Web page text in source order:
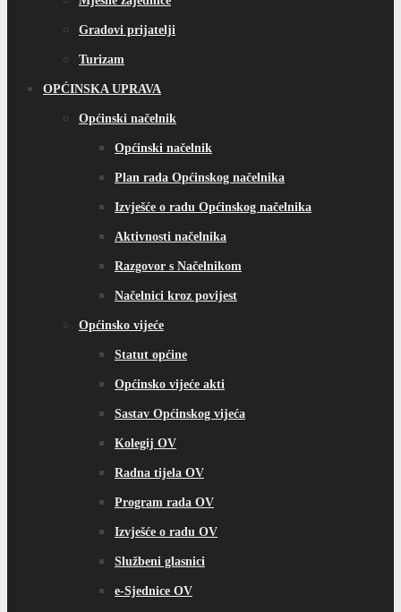
Gradovi prijatelji
Turizam
OPĆINSKA UPRAVA
Općinski načelnik
Općinski načelnik
Plan rada Općinskog načelnika
Izvješće o radu Općinskog načelnika
Aktivnosti načelnika
Razgovor s Načelnikom
Načelnici kroz povijest
Općinsko vijeće
Statut općine
Općinsko vijeće akti
Sastav Općinskog vijeća
Kolegij OV
Radna tijela OV
Program rada OV
Izvješće o radu OV
Službeni glasnici
e-Sjednice OV